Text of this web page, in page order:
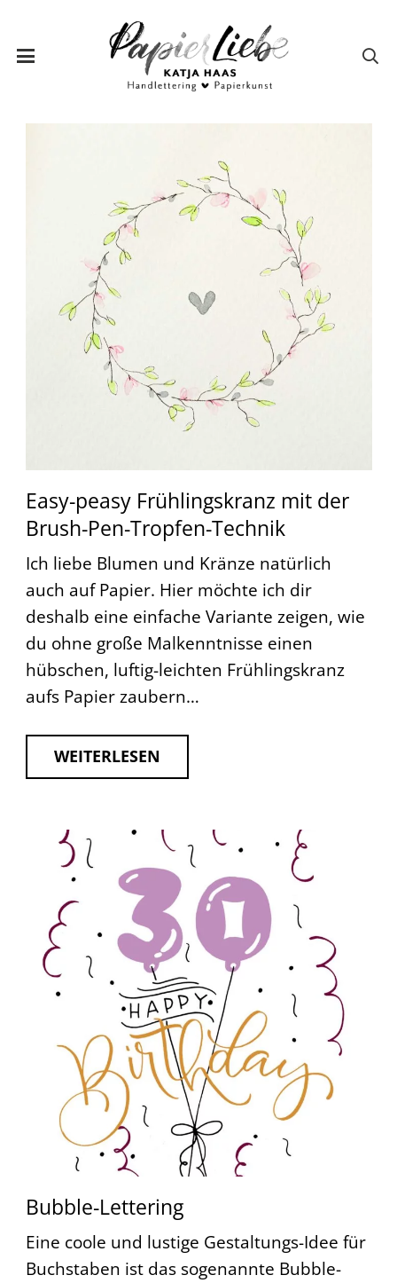
Easy-peasy Frühlingskranz mit der
Brush-Pen-Tropfen-Technik
Ich liebe Blumen und Kränze natürlich
auch auf Papier. Hier möchte ich dir
deshalb eine einfache Variante zeigen, wie
du ohne große Malkenntnisse einen
hübschen, luftig-leichten Frühlingskranz
aufs Papier zaubern…
WEITERLESEN
Bubble-Lettering
Eine coole und lustige Gestaltungs-Idee für
Buchstaben ist das sogenannte Bubble-